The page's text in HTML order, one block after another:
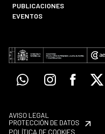
PUBLICACIONES
EVENTOS
WhatsappInstagramFacebook
X
AVISO LEGAL
PROTECCIÓN DE DATOS
POLÍTICA DE COOKIES